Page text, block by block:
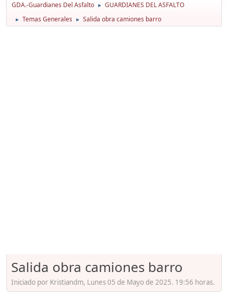
GDA.-Guardianes Del Asfalto ► GUARDIANES DEL ASFALTO
► Temas Generales ► Salida obra camiones barro
Salida obra camiones barro
Iniciado por Kristiandm, Lunes 05 de Mayo de 2025. 19:56 horas.